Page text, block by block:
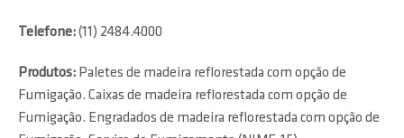
Telefone:(11) 2484.4000
Produtos: Paletes de madeira reflorestada com opção de
Fumigação. Caixas de madeira reflorestada com opção de
Fumigação. Engradados de madeira reflorestada com opção de